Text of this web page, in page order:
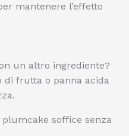
mantenere l’effetto
un altro ingrediente?
di frutta o panna acida
soffice senza